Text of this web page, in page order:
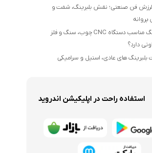
فن صنعتی؛ نقش بلبرینگ، شفت و
پروانه
بلبرینگ مناسب دستگاه CNC چوب، سنگ و فلز
دارد؟
بلبرینگ های عادی، استیل و سرامیکی
استفاده راحت در اپلیکیشن اندروید